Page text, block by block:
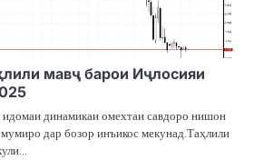
мавҷ барои Иҷлосияи
динамикаи омехтаи савдоро нишон
дар бозор инъикос мекунад.Таҳлили